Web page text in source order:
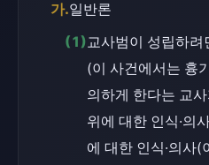
가.일반론
(1)교사범이 성립하려
(이 사건에서는 흉
의하게 한다는 교
위에 대한 인식·
에 대한 인식·의사